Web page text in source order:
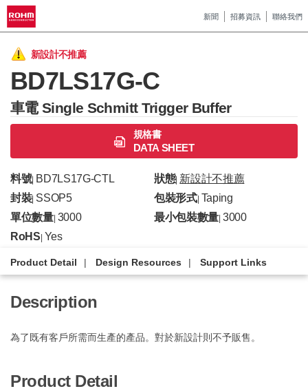
新聞 招募資訊 聯絡我們
新設計不推薦
BD7LS17G-C
車電 Single Schmitt Trigger Buffer
規格書
DATA SHEET
料號| BD7LS17G-CTL 狀態| 新設計不推薦
封裝| SSOP5 包裝形式| Taping
單位數量| 3000 最小包裝數量 |3000
RoHS Yes
Product Detail Design Resources Support Links
Description
為了既有客戶所需而生產的產品。對於新設計則不予販售。
Product Detail